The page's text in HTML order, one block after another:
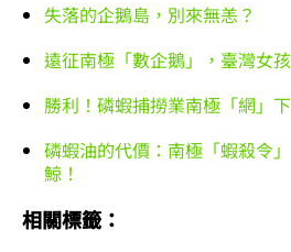
失落的企鵝島，別來無恙？
遠征南極「數企鵝」，臺灣女
勝利！磷蝦捕撈業南極「網」
磷蝦油的代價：南極「蝦殺令
鯨！
相關標籤：